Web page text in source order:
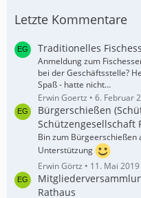
Letzte Kommentare
Traditionelles
Anmeldung zum
bei der Geschäftsstelle?
Spaß - hatte nicht…
Erwin Goertz
6. Februar
Bürgerschießen
Schützengesellschaft
Bin zum
Unterstützung
Erwin Görtz
11. Mai
Rathaus